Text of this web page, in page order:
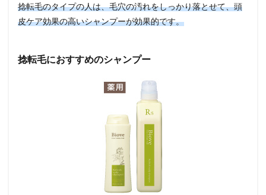
捻転毛のタイプの人は、毛穴の汚れをしっかり落とせて、頭
皮ケア効果の高いシャンプーが効果的です。
捻転毛におすすめのシャンプー